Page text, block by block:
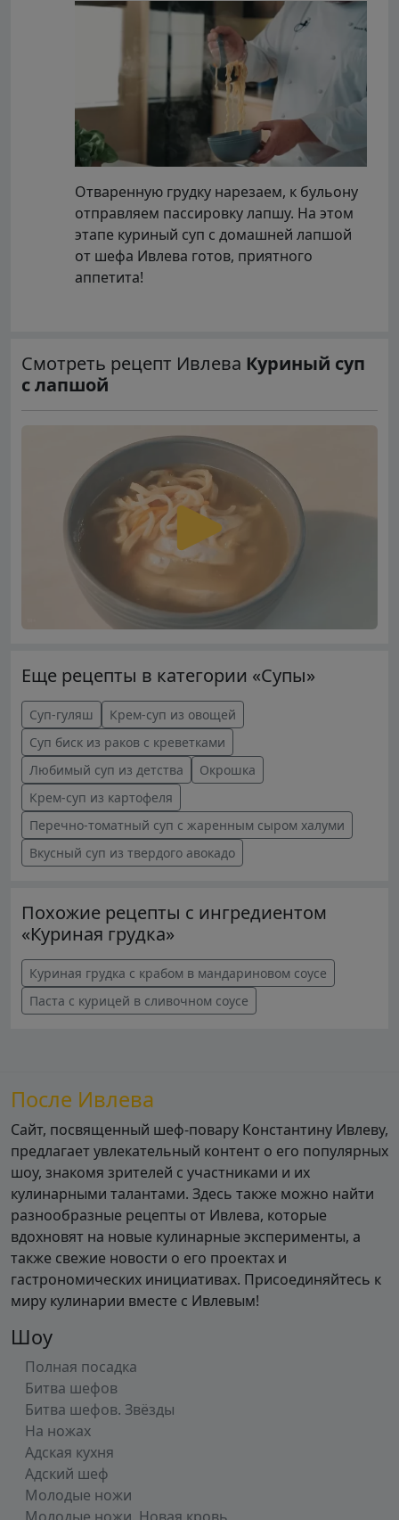
Отваренную грудку нарезаем, к бульону
отправляем пассировку лапшу. На этом
этапе куриный суп с домашней лапшой
от шефа Ивлева готов, приятного
аппетита!
Смотреть рецепт Ивлева Куриный суп
с лапшой
Еще рецепты в категории «Супы»
Суп-гуляш
Крем-суп из овощей
Суп биск из раков с креветками
Любимый суп из детства
Окрошка
Крем-суп из картофеля
Перечно-томатный суп с жаренным сыром халуми
Вкусный суп из твердого авокадо
Похожие рецепты с ингредиентом
«Куриная грудка»
Куриная грудка с крабом в мандариновом соусе
Паста с курицей в сливочном соусе
После Ивлева
Сайт, посвященный шеф-повару Константину Ивлеву,
предлагает увлекательный контент о его популярных
шоу, знакомя зрителей с участниками и их
кулинарными талантами. Здесь также можно найти
разнообразные рецепты от Ивлева, которые
вдохновят на новые кулинарные эксперименты, а
также свежие новости о его проектах и
гастрономических инициативах. Присоединяйтесь к
миру кулинарии вместе с Ивлевым!
Шоу
Полная посадка
Битва шефов
Битва шефов. Звёзды
На ножах
Адская кухня
Адский шеф
Молодые ножи